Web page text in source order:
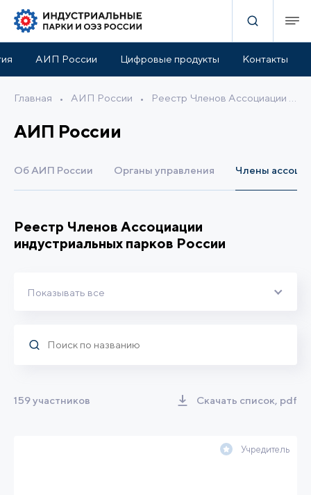
АИП России Цифровые продукты Контакты
Главная • АИП России •
АИП России
Об АИП России Органы управления Члены
Реестр Членов Ассоциации
индустриальных парков России
Показывать все
159 участников Скачать список, pdf
Учредитель